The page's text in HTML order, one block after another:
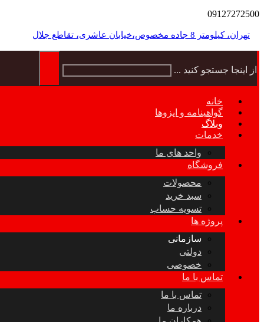
09127272500
تهران، کیلومتر 8 جاده مخصوص،خیابان عاشری، تقاطع جلال
از اینجا جستجو کنید ...
خانه
گواهینامه و ایزوها
وبلاگ
خدمات
واحد های ما
فروشگاه
محصولات
سبد خرید
تسویه حساب
پروژه ها
سازمانی
دولتی
خصوصی
تماس با ما
تماس با ما
درباره ما